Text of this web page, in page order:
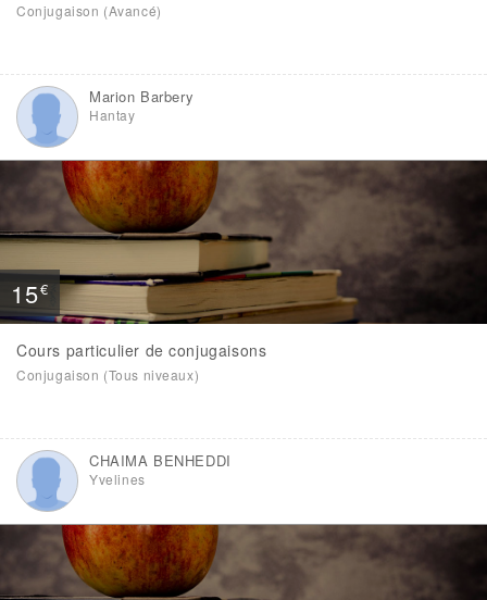
Conjugaison (Avancé)
Marion Barbery
Hantay
15€
Cours particulier de conjugaisons
Conjugaison (Tous niveaux)
CHAIMA BENHEDDI
Yvelines